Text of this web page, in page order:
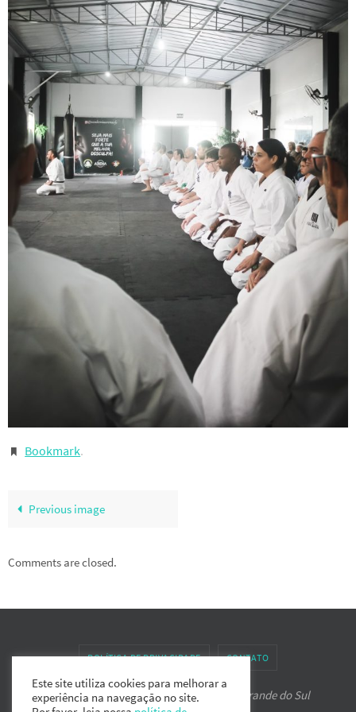
Bookmark.
Previous image
Comments are closed.
POLÍTICA DE PRIVACIDADE CONTATO
Associação de Karate-do IPPON do Rio Grande do Sul
Este site utiliza cookies para melhorar a
experiência na navegação no site.